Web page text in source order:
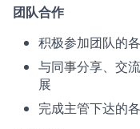
团队合作
积极参加团队的
与同事分享、交
展
完成主管下达的